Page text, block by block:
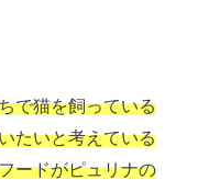
で猫を飼っている
たいと考えている
ードがピュリナの